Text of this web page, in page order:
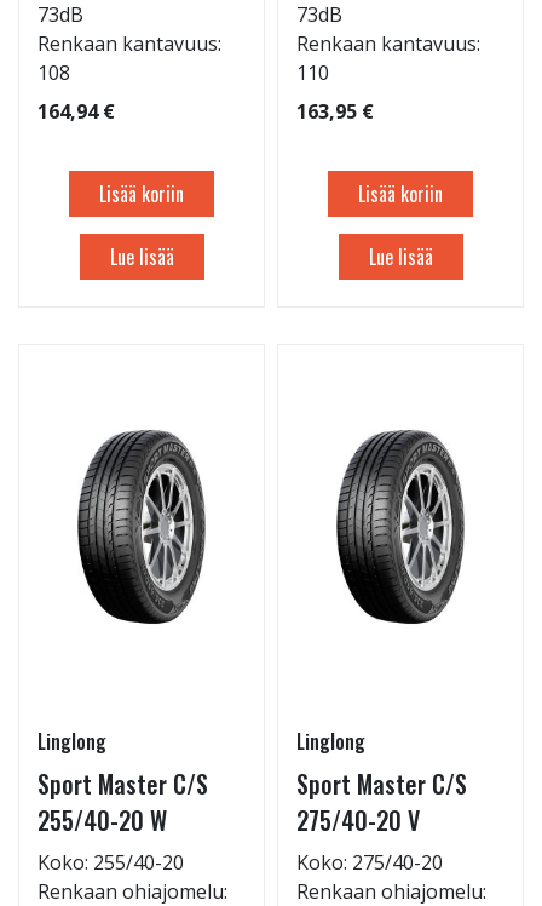
73dB
Renkaan kantavuus:
108
164,94 €
Lisää koriin
Lue lisää
73dB
Renkaan kantavuus:
110
163,95 €
Lisää koriin
Lue lisää
Linglong
Sport Master C/S
255/40-20 W
Koko: 255/40-20
Renkaan ohiajomelu:
Linglong
Sport Master C/S
275/40-20 V
Koko: 275/40-20
Renkaan ohiajomelu: